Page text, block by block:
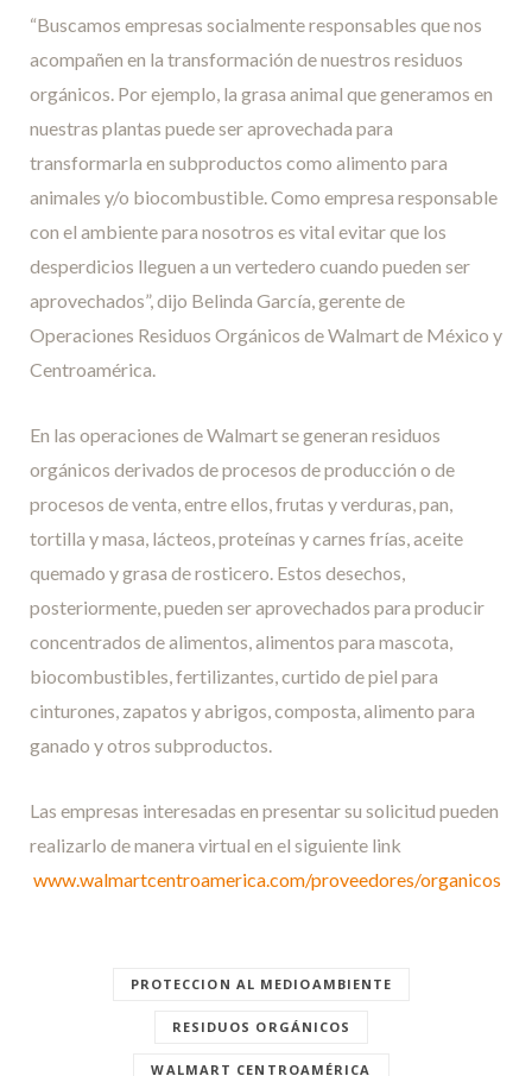
“Buscamos empresas socialmente responsables que nos
acompañen en la transformación de nuestros residuos
orgánicos. Por ejemplo, la grasa animal que generamos en
nuestras plantas puede ser aprovechada para
transformarla en subproductos como alimento para
animales y/o biocombustible. Como empresa responsable
con el ambiente para nosotros es vital evitar que los
desperdicios lleguen a un vertedero cuando pueden ser
aprovechados”, dijo Belinda García, gerente de
Operaciones Residuos Orgánicos de Walmart de México y
Centroamérica.
En las operaciones de Walmart se generan residuos
orgánicos derivados de procesos de producción o de
procesos de venta, entre ellos, frutas y verduras, pan,
tortilla y masa, lácteos, proteínas y carnes frías, aceite
quemado y grasa de rosticero. Estos desechos,
posteriormente, pueden ser aprovechados para producir
concentrados de alimentos, alimentos para mascota,
biocombustibles, fertilizantes, curtido de piel para
cinturones, zapatos y abrigos, composta, alimento para
ganado y otros subproductos.
Las empresas interesadas en presentar su solicitud pueden
realizarlo de manera virtual en el siguiente link
www.walmartcentroamerica.com/proveedores/organicos
PROTECCION AL MEDIOAMBIENTE
RESIDUOS ORGÁNICOS
WALMART CENTROAMÉRICA